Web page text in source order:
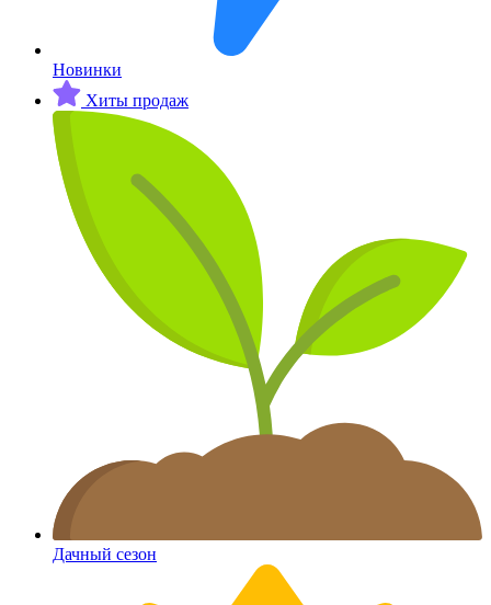
Новинки
Хиты продаж
Дачный сезон